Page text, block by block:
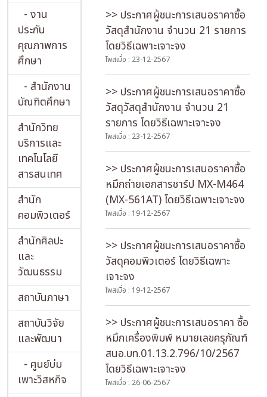
- งาน
ประกัน
คุณภาพการ
ศึกษา
- สำนักงาน
บัณฑิตศึกษา
สำนักวิทย
บริการและ
เทคโนโลยี
สารสนเทศ
สำนัก
คอมพิวเตอร์
สำนักศิลปะ
และ
วัฒนธรรม
สถาบันภาษา
สถาบันวิจัย
และพัฒนา
- ศูนย์บ่ม
เพาะวิสหกิจ
>> ประกาศผู้ชนะการเสนอราคาซื้อ
วัสดุสำนักงาน จำนวน 21 รายการ
โดยวิธีเฉพาะเจาะจง
โพสเมื่อ : 23-12-2567
>> ประกาศผู้ชนะการเสนอราคาซื้อ
วัสดุวัสดุสำนักงาน จำนวน 21
รายการ โดยวิธีเฉพาะเจาะจง
โพสเมื่อ : 23-12-2567
>> ประกาศผู้ชนะการเสนอราคาซื้อ
หมึกถ่ายเอกสารชาร์ป MX-M464
(MX-561AT) โดยวิธีเฉพาะเจาะจง
โพสเมื่อ : 19-12-2567
>> ประกาศผู้ชนะการเสนอราคาซื้อ
วัสดุคอมพิวเตอร์ โดยวิธีเฉพาะ
เจาะจง
โพสเมื่อ : 19-12-2567
>> ประกาศผู้ชนะการเสนอราคา ซื้อ
หมึกเครื่องพิมพ์ หมายเลขครุภัณฑ์
สนอ.บท.01.13.2.796/10/2567
โดยวิธีเฉพาะเจาะจง
โพสเมื่อ : 26-06-2567